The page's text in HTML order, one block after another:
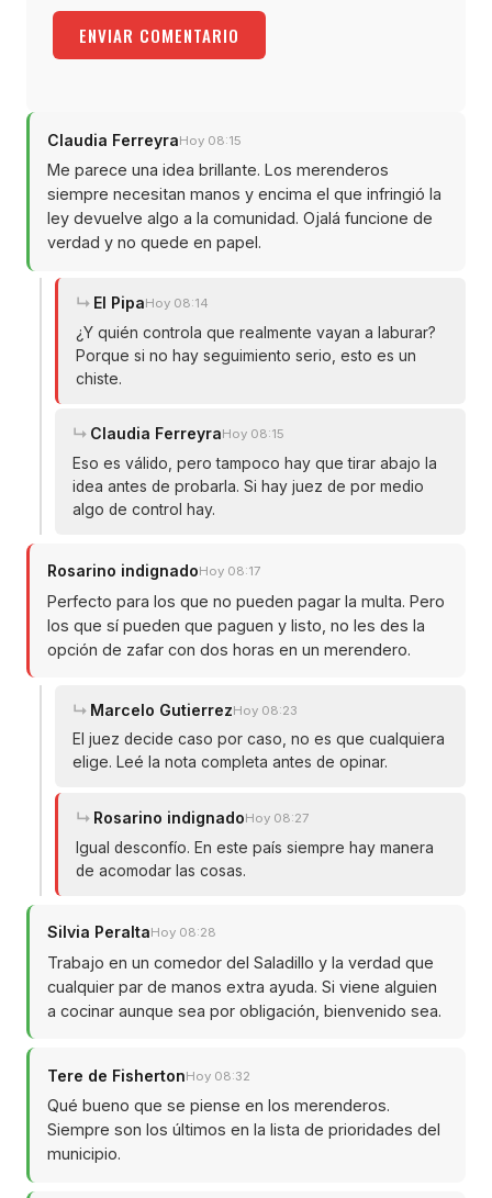
ENVIAR COMENTARIO
Claudia FerreyraHoy 08:15
Me parece una idea brillante. Los merenderos
siempre necesitan manos y encima el que infringió la
ley devuelve algo a la comunidad. Ojalá funcione de
verdad y no quede en papel.
El PipaHoy 08:14
¿Y quién controla que realmente vayan a laburar?
Porque si no hay seguimiento serio, esto es un
chiste.
Claudia FerreyraHoy 08:15
Eso es válido, pero tampoco hay que tirar abajo la
idea antes de probarla. Si hay juez de por medio
algo de control hay.
Rosarino indignadoHoy 08:17
Perfecto para los que no pueden pagar la multa. Pero
los que sí pueden que paguen y listo, no les des la
opción de zafar con dos horas en un merendero.
Marcelo GutierrezHoy 08:23
El juez decide caso por caso, no es que cualquiera
elige. Leé la nota completa antes de opinar.
Rosarino indignadoHoy 08:27
Igual desconfío. En este país siempre hay manera
de acomodar las cosas.
Silvia PeraltaHoy 08:28
Trabajo en un comedor del Saladillo y la verdad que
cualquier par de manos extra ayuda. Si viene alguien
a cocinar aunque sea por obligación, bienvenido sea.
Tere de FishertonHoy 08:32
Qué bueno que se piense en los merenderos.
Siempre son los últimos en la lista de prioridades del
municipio.